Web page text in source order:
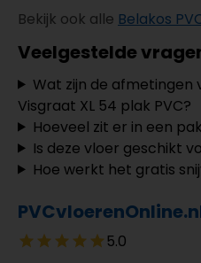
Bekijk ook alle Belakos
Veelgestelde
Wat zijn de afmetingen
Visgraat XL 54 plak PVC?
Hoeveel zit er in een
Is deze vloer geschikt
Hoe werkt het gratis
5.0